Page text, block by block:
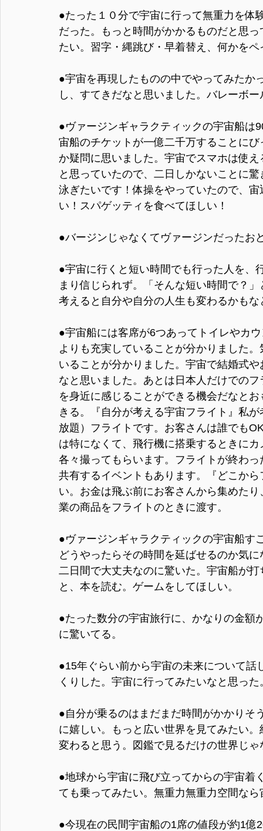
●たった１０分で宇宙に行って無重力を体
だった。もっと時間がかかるものだと思
たい。習字・縄跳び・早着替え、何かを
●宇宙を再現したものの中でやってみたか
し、すてきだなと思いました。バレーボ
●ヴァージンギャラクティックの宇宙船は
宙船のチケットが一億二千万することに
か疑問に思いました。宇宙でスマホは使
と思っていたので、二日しかないことに
泳ぎたいです！体操をやっていたので、
い！スパゲッティを食べてほしい！
●バージンじゃなくてヴァージンだったお
●宇宙に行くと短い時間でも行った人を、
まり信じられず。「そんな短い時間で？
考えると自分や自分の人生も変わるかも
●宇宙船には客席が6つあってトイレやカ
よりも充実していることが分かりました
いることが分かりました。宇宙で結婚式
なと思いました。あとは日本人だけでの
を身近に感じることができる機会だなと
きる。『自分が考える宇宙フライト』私
放題）フライトです。お客さんは誰でも
は特になくて、飛行機に搭乗するときに
各々撮ってもらいます。フライトが終わ
共有するイベントもあります。『どこか
い。お金は飛ぶ前にお客さんから集めた
業の商品をフライトのときに渡す。
●ヴァージンギャラクティックの宇宙船す
どうやったらその時間を延ばせるのか気
二日間で大丈夫なのに驚いた。宇宙船が
と、本を読む。ゲームをしてほしい。
●たった数分の宇宙旅行に、かなりの金
に驚いてる。
●15年ぐらい前から宇宙の未来について
くりした。宇宙に行ってみたいなと思っ
●自分が乗るのはまだまだ時間がかかりそ
に嬉しい。もっと広い世界を見てみたい
変わると思う。図鑑で見るだけの世界じ
●地球から宇宙に飛び立ってからの宇宙着
ても乗ってみたい。無重力無重力空間な
●今現在の民間宇宙船の1席の値段が約1